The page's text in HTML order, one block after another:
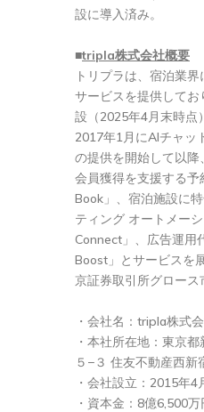
設に導入済み。
■tripla株式会社概要
トリプラは、宿泊業
サービスを提供して
設（2025年4月末時点
2017年1月にAIチャッ
の提供を開始して以降
会員獲得を支援する
Book」、宿泊施設に
ティング オートメー
Connect」、広告運用
Boost」とサービスを
京証券取引所グロース
・会社名：tripla株式
・本社所在地：東京
５−３ 住友不動産西新
・会社設立：2015年4
・資本金：8億6,500